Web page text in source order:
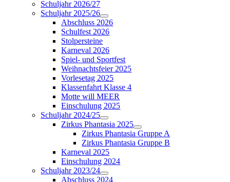
Schuljahr 2026/27
Schuljahr 2025/26
Abschluss 2026
Schulfest 2026
Stolpersteine
Karneval 2026
Spiel- und Sportfest
Weihnachtsfeier 2025
Vorlesetag 2025
Klassenfahrt Klasse 4
Motte will MEER
Einschulung 2025
Schuljahr 2024/25
Zirkus Phantasia 2025
Zirkus Phantasia Gruppe A
Zirkus Phantasia Gruppe B
Karneval 2025
Einschulung 2024
Schuljahr 2023/24
Abschluss 2024